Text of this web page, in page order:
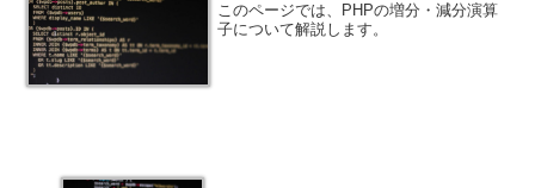
このページでは、PHPの増分・減分演算
子について解説します。